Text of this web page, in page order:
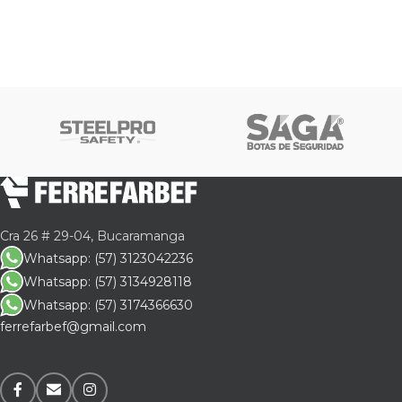
Cra 26 # 29-04, Bucaramanga
Whatsapp: (57) 3123042236
Whatsapp: (57) 3134928118
Whatsapp: (57) 3174366630
ferrefarbef@gmail.com